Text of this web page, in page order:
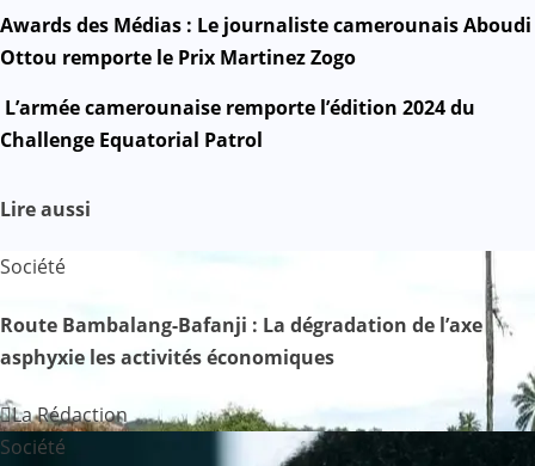
Mail
N
v
a
t
o
Awards des Médias : Le journaliste camerounais Aboudi
Ottou remporte le Prix Martinez Zogo
L’armée camerounaise remporte l’édition 2024 du
Challenge Equatorial Patrol
Lire aussi
Société
Route Bambalang-Bafanji : La dégradation de l’axe
asphyxie les activités économiques
La Rédaction
Société